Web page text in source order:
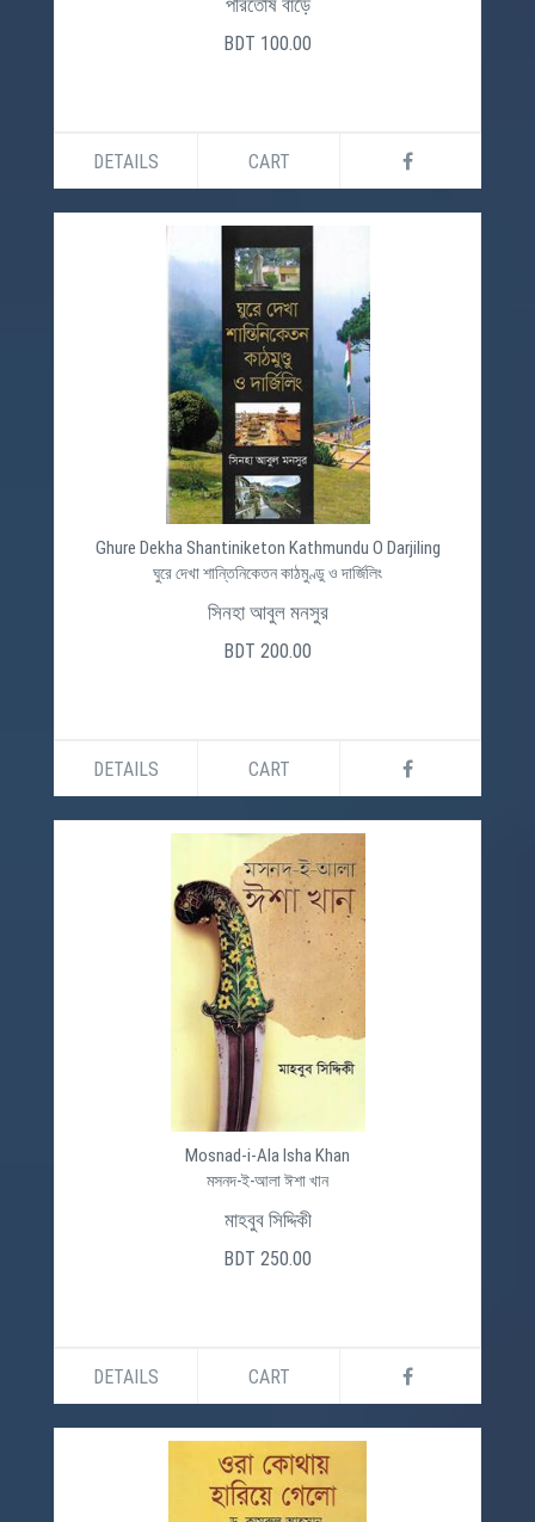
পরিতোষ বাড়ৈ
BDT 100.00
DETAILS CART
Ghure Dekha Shantiniketon Kathmundu O Darjiling
ঘুরে দেখা শান্তিনিকেতন কাঠমুণ্ডু ও দার্জিলিং
সিনহা আবুল মনসুর
BDT 200.00
DETAILS CART
Mosnad-i-Ala Isha Khan
মসনদ-ই-আলা ঈশা খান
মাহবুব সিদ্দিকী
BDT 250.00
DETAILS CART